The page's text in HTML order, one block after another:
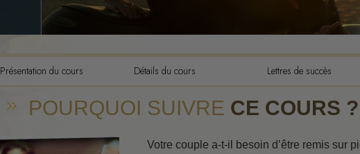
Les dynamiques de l’existence
L’éthique et les conditions
publiques
Présentation du cours Détails du cours Lettres de succès
POURQUOI SUIVRE CE COURS ?
Votre couple a-t-il besoin d’être remis sur